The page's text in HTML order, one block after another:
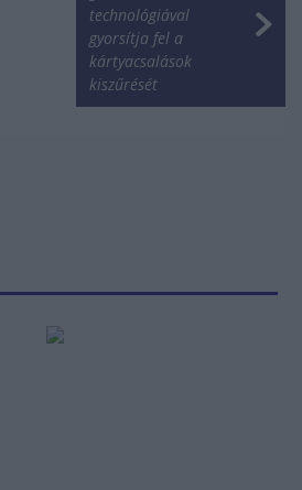
technológiával
gyorsítja fel a
kártyacsalások
kiszűrését